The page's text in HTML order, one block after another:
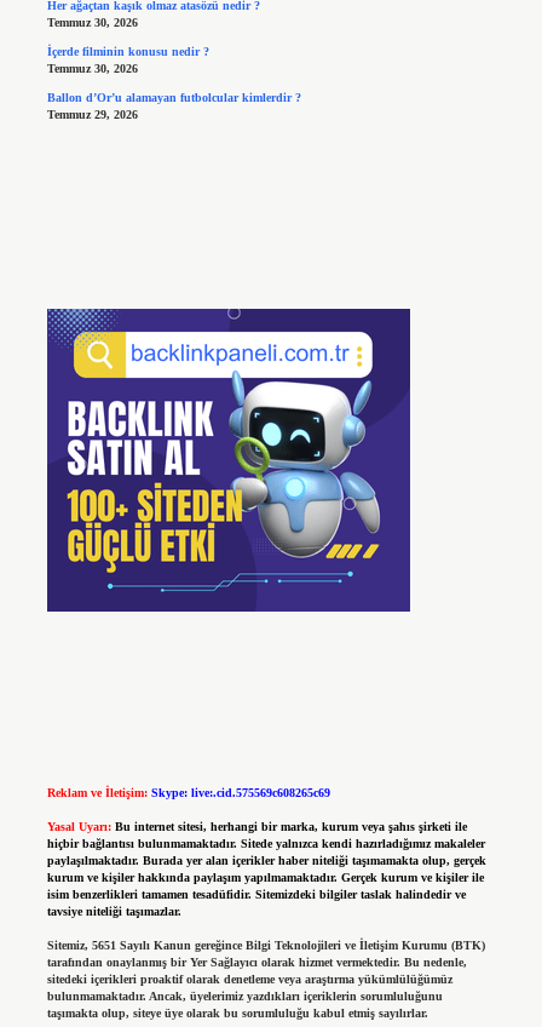
Her ağaçtan kaşık olmaz atasözü nedir ?
Temmuz 30, 2026
İçerde filminin konusu nedir ?
Temmuz 30, 2026
Ballon d’Or’u alamayan futbolcular kimlerdir ?
Temmuz 29, 2026
Reklam ve İletişim: Skype: live:.cid.575569c608265c69
Yasal Uyarı: Bu internet sitesi, herhangi bir marka, kurum veya şahıs şirketi ile
hiçbir bağlantısı bulunmamaktadır. Sitede yalnızca kendi hazırladığımız makaleler
paylaşılmaktadır. Burada yer alan içerikler haber niteliği taşımamakta olup, gerçek
kurum ve kişiler hakkında paylaşım yapılmamaktadır. Gerçek kurum ve kişiler ile
isim benzerlikleri tamamen tesadüfidir. Sitemizdeki bilgiler taslak halindedir ve
tavsiye niteliği taşımazlar.
Sitemiz, 5651 Sayılı Kanun gereğince Bilgi Teknolojileri ve İletişim Kurumu (BTK)
tarafından onaylanmış bir Yer Sağlayıcı olarak hizmet vermektedir. Bu nedenle,
sitedeki içerikleri proaktif olarak denetleme veya araştırma yükümlülüğümüz
bulunmamaktadır. Ancak, üyelerimiz yazdıkları içeriklerin sorumluluğunu
taşımakta olup, siteye üye olarak bu sorumluluğu kabul etmiş sayılırlar.